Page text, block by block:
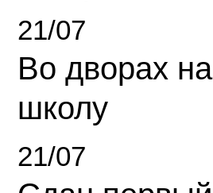
21/07
Во дворах
школу
21/07